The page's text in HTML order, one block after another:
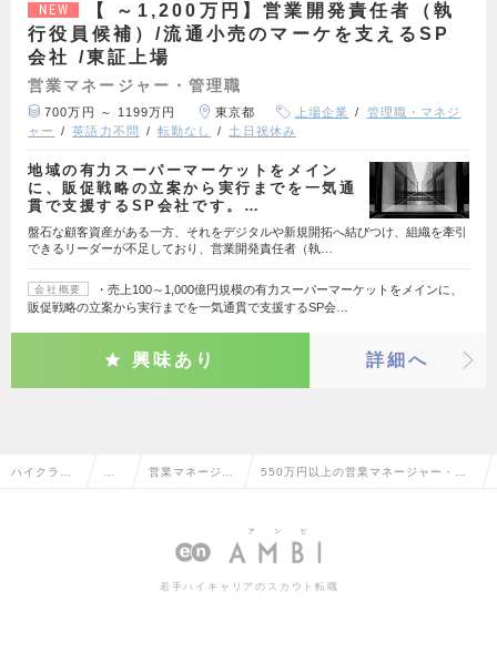
NEW
【 ～1,200万円】営業開発責任者（執
行役員候補）/流通小売のマーケを支えるSP
会社 /東証上場
営業マネージャー・管理職
700万円 ～ 1199万円 東京都 上場企業
管理職・マネジ
ャー
英語力不問 転勤なし 土日祝休み
地域の有力スーパーマーケットをメイン
に、販促戦略の立案から実行までを一気通
貫で支援するSP会社です。…
盤石な顧客資産がある一方、それをデジタルや新規開拓へ結びつけ、組織を牽引
できるリーダーが不足しており、営業開発責任者（執…
会社概要
・売上100～1,000億円規模の有力スーパーマーケットをメインに、
販促戦略の立案から実行までを一気通貫で支援するSP会…
興味あり 詳細へ
ハイクラス 営業マネージャ 550万円以上の営業マネージャー・管
若手ハイキャリアのスカウト転職